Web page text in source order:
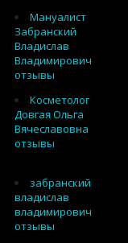
Мануалист
Забранский
Владислав
Владимирович
отзывы
Косметолог
Довгая Ольга
Вячеславовна
отзывы
забранский
владислав
владимирович
отзывы